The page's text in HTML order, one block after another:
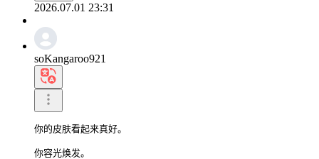
2026.07.01 23:31
soKangaroo921
你的皮肤看起来真好。
你容光焕发。